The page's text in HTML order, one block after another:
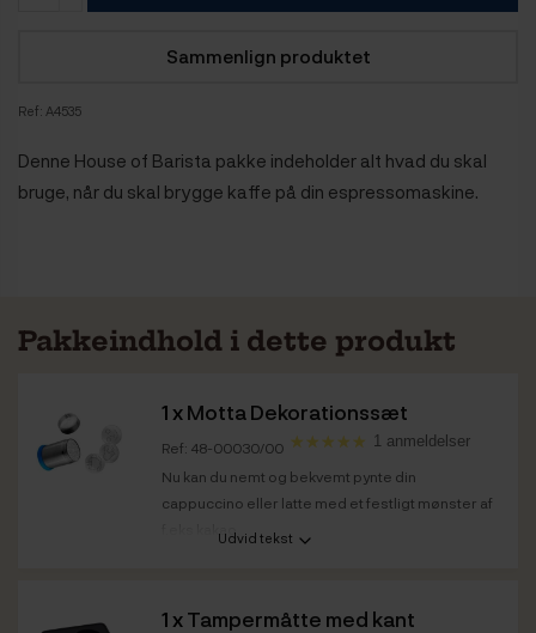
Sammenlign produktet
Ref: A4535
Denne House of Barista pakke indeholder alt hvad du skal
bruge, når du skal brygge kaffe på din espressomaskine.
Pakkeindhold i dette produkt
1 xMotta Dekorationssæt
Ref: 48-00030/00 1 anmeldelser
Nu kan du nemt og bekvemt pynte din
cappuccino eller latte med et festligt mønster af
f.eks kakao.
Udvid tekst
1 xTampermåtte med kant